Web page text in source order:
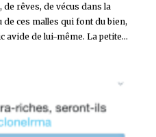
rêves, de vécus dans la
ces malles qui font du bien,
avide de lui-même. La petite...